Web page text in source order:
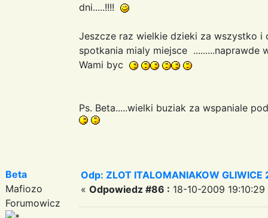
dni.....!!!!
Jeszcze raz wielkie dzieki za wszystko
spotkania mialy miejsce
Wami byc
Ps. Beta.....wielki buziak za wspaniale
Beta
Mafiozo
Forumowicz
Odp: ZLOT ITALOMANIAKOW
« Odpowiedz #86 : 18-10-2009 19:10:29